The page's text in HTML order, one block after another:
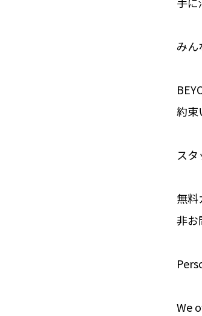
みん
約束
ス
無料
非お
We